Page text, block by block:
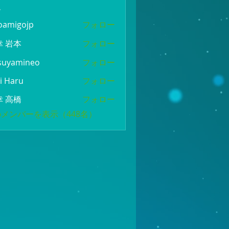
フォロー
岩本
フォロー
フォロー
Haru
フォロー
高橋
フォロー
ンバーを表示（448名）